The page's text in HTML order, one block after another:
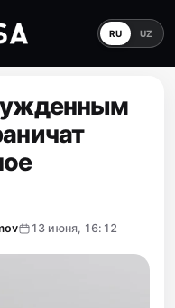
RU UZ
13 июня, 16:12